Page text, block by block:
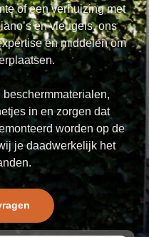
of een verhuizing met
en vleugels, ons
en middelen om
in en zorgen dat
worden op de
je daadwerkelijk het